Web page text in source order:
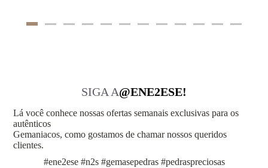
SIGA A@ENE2ESE!
Lá você conhece nossas ofertas semanais exclusivas para os
autênticos
Gemaniacos, como gostamos de chamar nossos queridos
clientes.
#ene2ese #n2s #gemasepedras #pedraspreciosas